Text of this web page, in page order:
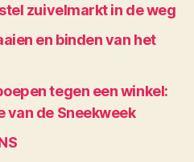
zuivelmarkt in de weg
en binden van het
tegen een winkel:
van de Sneekweek